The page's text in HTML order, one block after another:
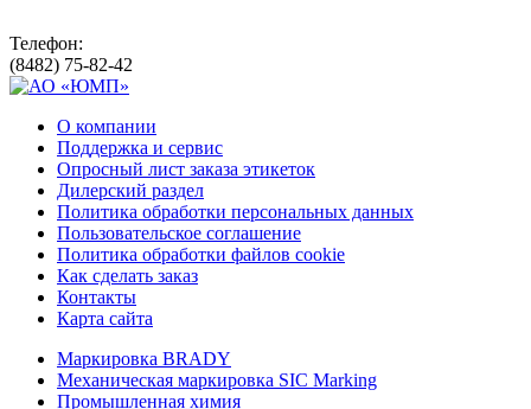
Телефон:
(8482) 75-82-42
О компании
Поддержка и сервис
Опросный лист заказа этикеток
Дилерский раздел
Политика обработки персональных данных
Пользовательское соглашение
Политика обработки файлов cookie
Как сделать заказ
Контакты
Карта сайта
Маркировка BRADY
Механическая маркировка SIC Marking
Промышленная химия